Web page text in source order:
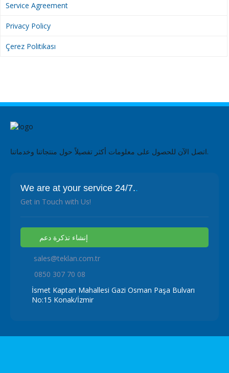
Service Agreement
Privacy Policy
Çerez Politikası
اتصل الآن للحصول على معلومات أكثر تفصيلاً حول منتجاتنا وخدماتنا.
We are at your service 24/7..
Get in Touch with Us!
إنشاء تذكرة دعم
sales@teklan.com.tr
0850 307 70 08
İsmet Kaptan Mahallesi Gazi Osman Paşa Bulvarı
No:15 Konak/İzmir